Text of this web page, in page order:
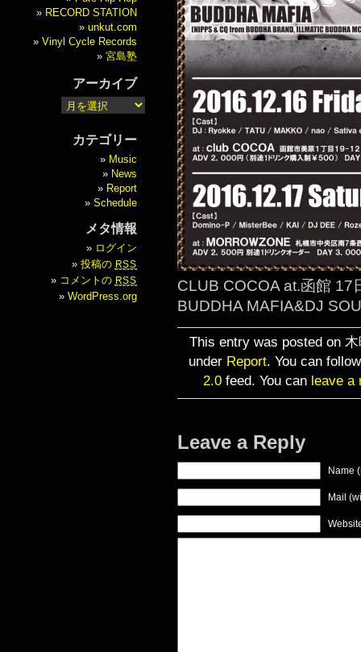
CLUB COCOA at.函館 17
BUDDHA MAFIA&DJ
This entry was posted on
under Report. You can
2.0 feed. You can leave a
Leave a Reply
Name
Mail
RECORD STATION
unkut.com
Vinyl Cycle Records
宮島塾
アーカイブ
カテゴリー
Music
News
Report
Schedule
メタ情報
ログイン
投稿の RSS
コメントの RSS
WordPress.org